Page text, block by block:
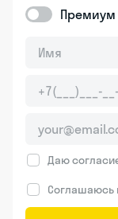
Премиум
Даю
Соглашаюсь